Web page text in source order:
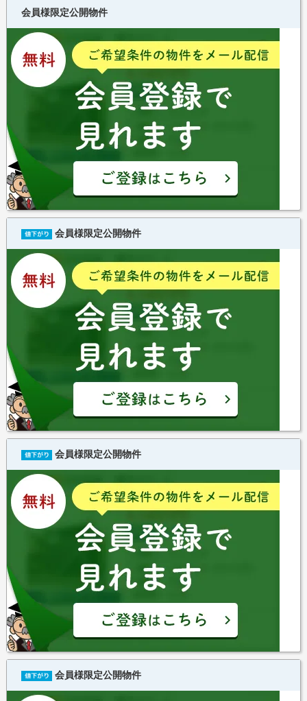
会員様限定公開物件
会員様限定公開物件
会員様限定公開物件
会員様限定公開物件